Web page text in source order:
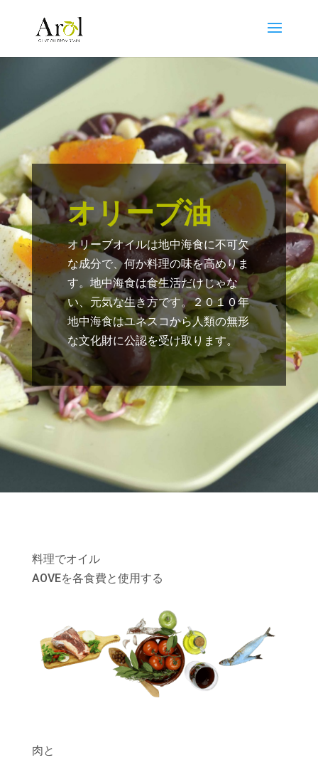
オリーブ油
オリーブオイルは地中海食に不可欠
な成分で、何か料理の味を高めりま
す。地中海食は食生活だけじゃな
い、元気な生き方です。２０１０年
地中海食はユネスコから人類の無形
な文化財に公認を受け取ります。
料理でオイル
AOVEを各食費と使用する
肉と